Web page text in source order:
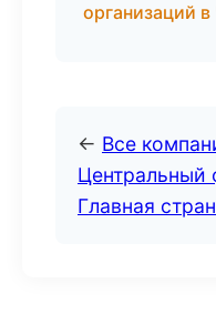
организаций
← Все
Центральный
Главная